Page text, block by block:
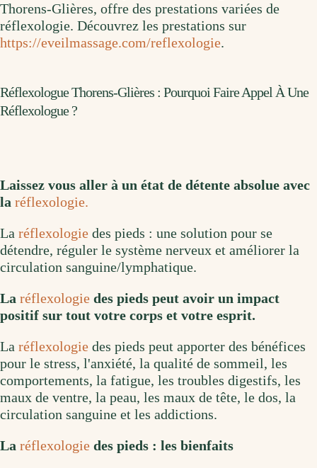
Thorens-Glières, offre des prestations variées de
réflexologie. Découvrez les prestations sur
https://eveilmassage.com/reflexologie.
Réflexologue Thorens-Glières : Pourquoi Faire Appel À Une
Réflexologue ?
Laissez vous aller à un état de détente absolue avec
la réflexologie.
La réflexologie des pieds : une solution pour se
détendre, réguler le système nerveux et améliorer la
circulation sanguine/lymphatique.
La réflexologie des pieds peut avoir un impact
positif sur tout votre corps et votre esprit.
La réflexologie des pieds peut apporter des bénéfices
pour le stress, l'anxiété, la qualité de sommeil, les
comportements, la fatigue, les troubles digestifs, les
maux de ventre, la peau, les maux de tête, le dos, la
circulation sanguine et les addictions.
La réflexologie des pieds : les bienfaits